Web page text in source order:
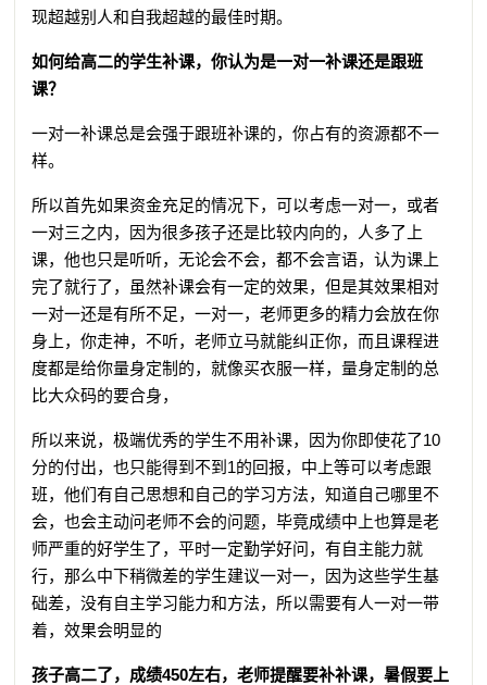
现超越别人和自我超越的最佳时期。
如何给高二的学生补课，你认为是一对一补课还是跟班
课？
一对一补课总是会强于跟班补课的，你占有的资源都不一
样。
所以首先如果资金充足的情况下，可以考虑一对一，或者
一对三之内，因为很多孩子还是比较内向的，人多了上
课，他也只是听听，无论会不会，都不会言语，认为课上
完了就行了，虽然补课会有一定的效果，但是其效果相对
一对一还是有所不足，一对一，老师更多的精力会放在你
身上，你走神，不听，老师立马就能纠正你，而且课程进
度都是给你量身定制的，就像买衣服一样，量身定制的总
比大众码的要合身，
所以来说，极端优秀的学生不用补课，因为你即使花了10
分的付出，也只能得到不到1的回报，中上等可以考虑跟
班，他们有自己思想和自己的学习方法，知道自己哪里不
会，也会主动问老师不会的问题，毕竟成绩中上也算是老
师严重的好学生了，平时一定勤学好问，有自主能力就
行，那么中下稍微差的学生建议一对一，因为这些学生基
础差，没有自主学习能力和方法，所以需要有人一对一带
着，效果会明显的
孩子高二了，成绩450左右，老师提醒要补补课，暑假要上